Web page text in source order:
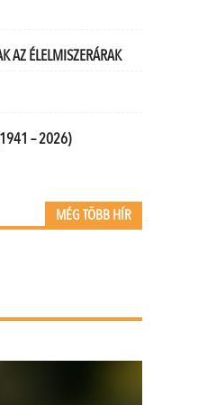
AZ ÉLELMISZERÁRAK
– 2026)
MÉG TÖBB HÍR